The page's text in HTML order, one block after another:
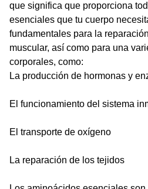
que significa que proporciona
esenciales que tu cuerpo
fundamentales para la
muscular, así como para una
corporales, como:
La producción de hormonas y
El funcionamiento del sistema
El transporte de oxígeno
La reparación de los tejidos